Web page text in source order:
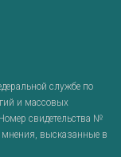
службе по
и массовых
свидетельства №
мнения, высказанные в